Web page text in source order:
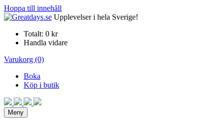
Hoppa till innehåll
Upplevelser i hela Sverige!
Totalt: 0 kr
Handla vidare
Varukorg (0)
Boka
Köp i butik
Meny